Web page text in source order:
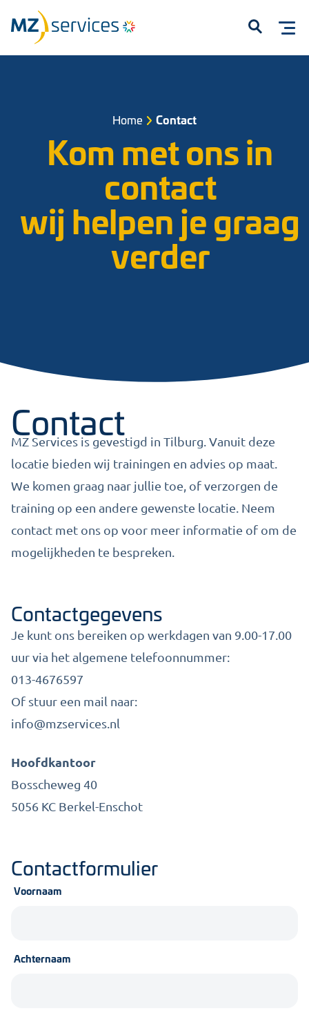
Start met typen om te zoeken...
Home Contact
Kom met ons in
contact
wij helpen je graag
verder
Contact
MZ Services is gevestigd in Tilburg. Vanuit deze
locatie bieden wij trainingen en advies op maat.
We komen graag naar jullie toe, of verzorgen de
training op een andere gewenste locatie. Neem
contact met ons op voor meer informatie of om de
mogelijkheden te bespreken.
Contactgegevens
Je kunt ons bereiken op werkdagen van 9.00-17.00
uur via het algemene telefoonnummer:
013-4676597
Of stuur een mail naar:
info@mzservices.nl
Hoofdkantoor
Bosscheweg 40
5056 KC Berkel-Enschot
Contactformulier
Voornaam
Achternaam